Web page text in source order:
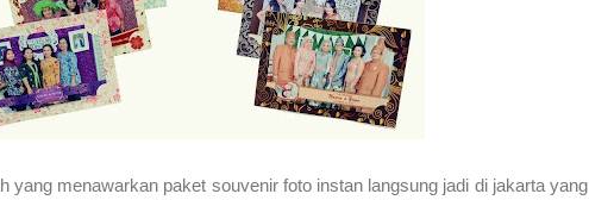
yang menawarkan paket souvenir foto instan langsung jadi di jakarta yang